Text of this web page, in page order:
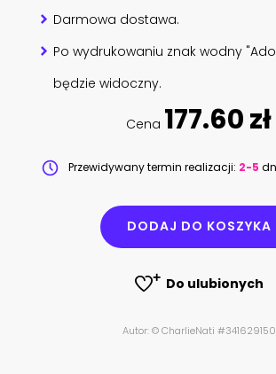
Darmowa dostawa.
Po wydrukowaniu znak wodny
będzie widoczny.
Cena 177.60 zł
Przewidywany termin realizacji: 2-5
DODAJ DO KOSZYKA
Do ulubionych
Autor: © CharlieNati #341629150